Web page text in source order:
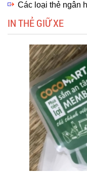
Các loại thẻ ngân
IN THẺ GIỮ XE